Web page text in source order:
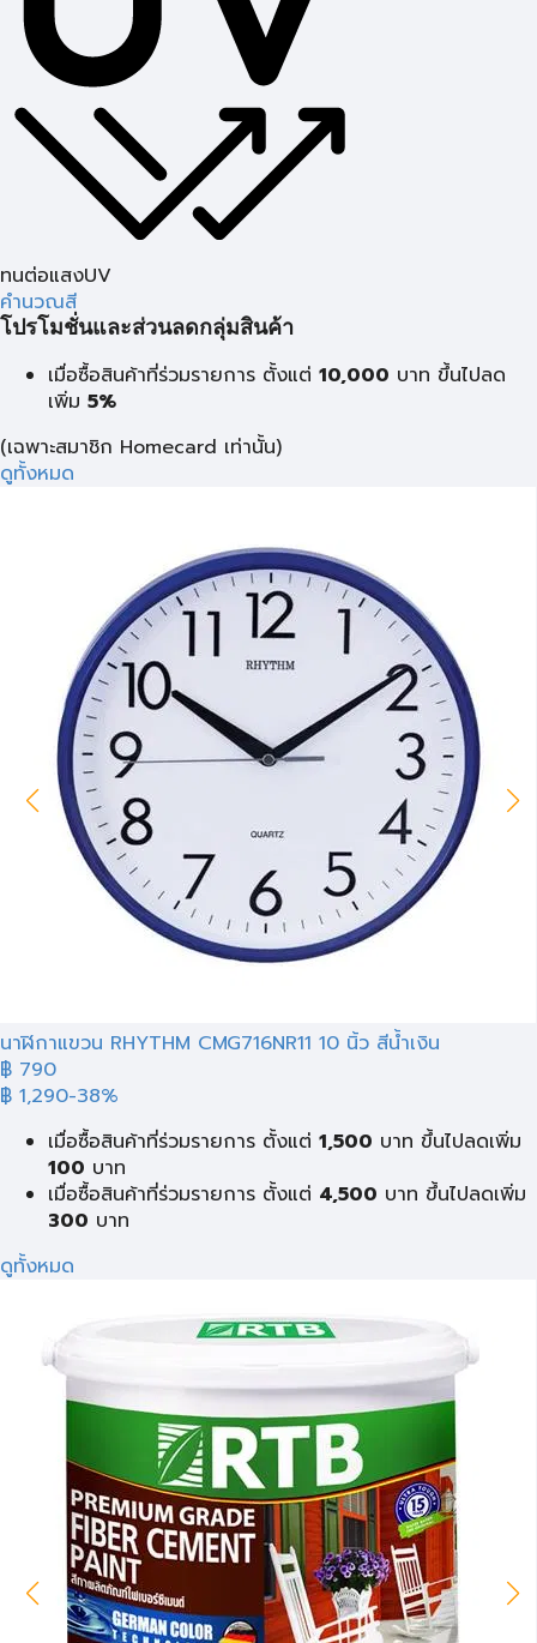
ทนต่อแสงUV
คำนวณสี
โปรโมชั่นและส่วนลดกลุ่มสินค้า
เมื่อซื้อสินค้าที่ร่วมรายการ ตั้งแต่ 10,000 บาท ขึ้นไปลด
เพิ่ม 5%
(เฉพาะสมาชิก Homecard เท่านั้น)
ดูทั้งหมด
นาฬิกาแขวน RHYTHM CMG716NR11 10 นิ้ว สีน้ำเงิน
฿ 790
฿ 1,290-38%
เมื่อซื้อสินค้าที่ร่วมรายการ ตั้งแต่ 1,500 บาท ขึ้นไปลดเพิ่ม
100 บาท
เมื่อซื้อสินค้าที่ร่วมรายการ ตั้งแต่ 4,500 บาท ขึ้นไปลดเพิ่ม
300 บาท
ดูทั้งหมด